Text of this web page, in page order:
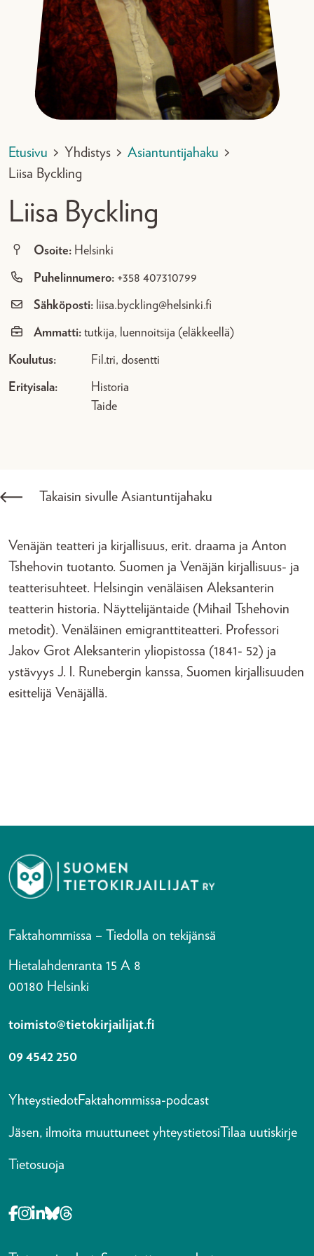
Etusivu > Yhdistys > Asiantuntijahaku >
Liisa Byckling
Liisa Byckling
Osoite: Helsinki
Puhelinnumero: +358 407310799
Sähköposti: liisa.byckling@helsinki.fi
Ammatti: tutkija, luennoitsija (eläkkeellä)
Koulutus: Fil.tri, dosentti
Erityisala:
Historia
Taide
Takaisin sivulle Asiantuntijahaku
Venäjän teatteri ja kirjallisuus, erit. draama ja Anton
Tshehovin tuotanto. Suomen ja Venäjän kirjallisuus- ja
teatterisuhteet. Helsingin venäläisen Aleksanterin
teatterin historia. Näyttelijäntaide (Mihail Tshehovin
metodit). Venäläinen emigranttiteatteri. Professori
Jakov Grot Aleksanterin yliopistossa (1841- 52) ja
ystävyys J. l. Runebergin kanssa, Suomen kirjallisuuden
esittelijä Venäjällä.
Faktahommissa – Tiedolla on tekijänsä
Hietalahdenranta 15 A 8
00180 Helsinki
toimisto@tietokirjailijat.fi
09 4542 250
YhteystiedotFaktahommissa-podcast
Jäsen, ilmoita muuttuneet yhteystietosi Tilaa uutiskirje
Tietosuoja
Opens in a new tab Facebook-f
Opens in a new tab Instagram
Opens in a new tab Linkedin-in
Opens in a new tab Bluesky